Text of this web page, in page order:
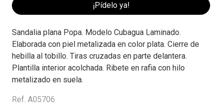
¡Pídelo ya!
Sandalia plana Popa. Modelo Cubagua Laminado.
Elaborada con piel metalizada en color plata. Cierre de
hebilla al tobillo. Tiras cruzadas en parte delantera.
Plantilla interior acolchada. Ribete en rafia con hilo
metalizado en suela.
Ref. A05706